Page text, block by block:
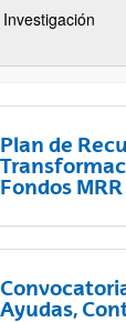
Plan de
Fondos MRR
Ayudas,